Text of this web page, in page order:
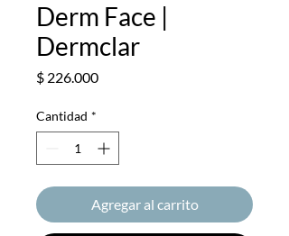
Derm Face |
Dermclar
$ 226.000Precio
Cantidad *
Agregar al carrito